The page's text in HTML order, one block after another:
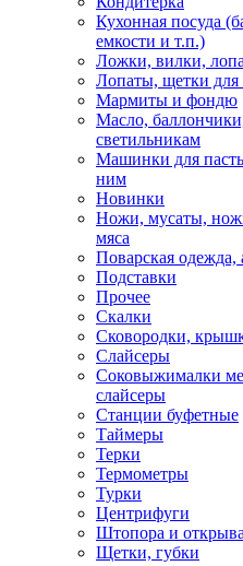
Кухонная посуда
емкости и т.п.)
Ложки, вилки,
Лопаты, щетки для
Мармиты и фондю
Масло,
светильникам
Машинки для
ним
Новинки
Ножи, мусаты,
мяса
Поварская одежда,
Подставки
Прочее
Скалки
Сковородки,
Слайсеры
Соковыжималки
слайсеры
Станции буфетные
Таймеры
Терки
Термометры
Турки
Центрифуги
Штопора и
Щетки, губки